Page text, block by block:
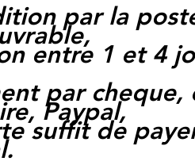
par la
entre 1 et 4
par cheque,
Paypal,
suffit de